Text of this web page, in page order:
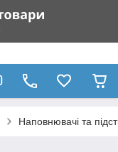
Наповнювачі та